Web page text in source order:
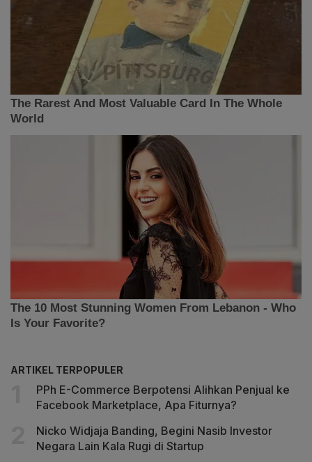
ARTIKEL TERPOPULER
PPh E-Commerce Berpotensi Alihkan Penjual ke
Facebook Marketplace, Apa Fiturnya?
Nicko Widjaja Banding, Begini Nasib Investor
Negara Lain Kala Rugi di Startup